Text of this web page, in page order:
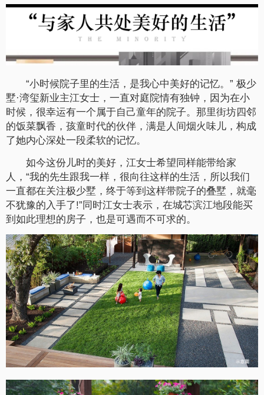
“小时候院子里的生活，是我心中美好的记忆。” 极少
墅·湾玺新业主江女士，一直对庭院情有独钟，因为在小
时候，很幸运有一个属于自己童年的院子。那里街坊四邻
的饭菜飘香，孩童时代的伙伴，满是人间烟火味儿，构成
了她内心深处一段柔软的记忆。
如今这份儿时的美好，江女士希望同样能带给家
人，“我的先生跟我一样，很向往这样的生活，所以我们
一直都在关注极少墅，终于等到这样带院子的叠墅，就毫
不犹豫的入手了!”同时江女士表示，在城芯滨江地段能买
到如此理想的房子，也是可遇而不可求的。